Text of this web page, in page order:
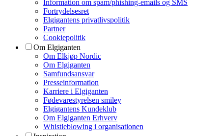
Information om spam/phishing-emails og SMS
Fortrydelsesret
Elgigantens privatlivspolitik
Partner
Cookiepolitik
Om Elgiganten
Om Elkjøp Nordic
Om Elgiganten
Samfundsansvar
Presseinformation
Karriere i Elgiganten
Fødevarestyrelsen smiley
Elgigantens Kundeklub
Om Elgiganten Erhverv
Whistleblowing i organisationen